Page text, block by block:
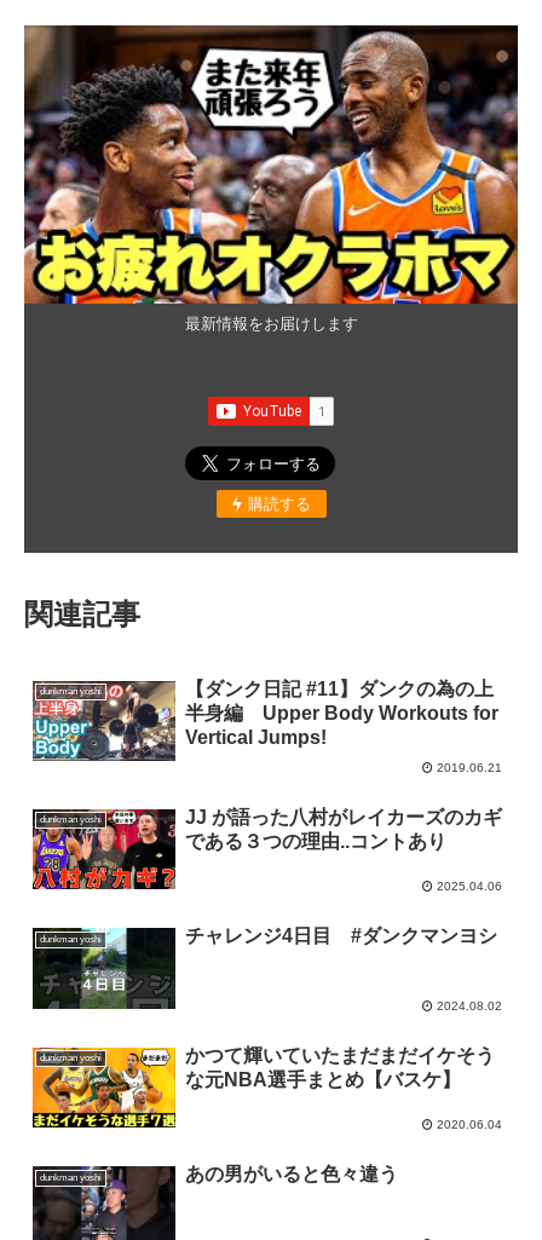
最新情報をお届けします
購読する
関連記事
dunkman yoshi
【ダンク日記 #11】ダンクの為の上
半身編 Upper Body Workouts for
Vertical Jumps!
2019.06.21
dunkman yoshi
JJ が語った八村がレイカーズのカギ
である３つの理由..コントあり
2025.04.06
dunkman yoshi チャレンジ4日目 #ダンクマンヨシ
2024.08.02
dunkman yoshi
かつて輝いていたまだまだイケそう
な元NBA選手まとめ【バスケ】
2020.06.04
dunkman yoshi あの男がいると色々違う